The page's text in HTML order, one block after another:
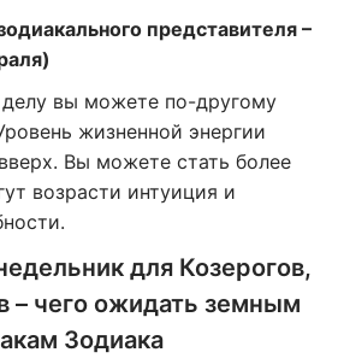
представителя –
вы можете по-другому
жизненной энергии
Вы можете стать более
возрасти интуиция и
для Козерогов,
– чего ожидать земным
Зодиака